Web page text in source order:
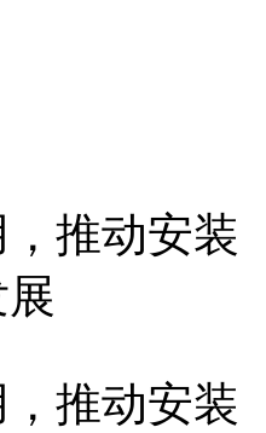
推动安装
推动安装